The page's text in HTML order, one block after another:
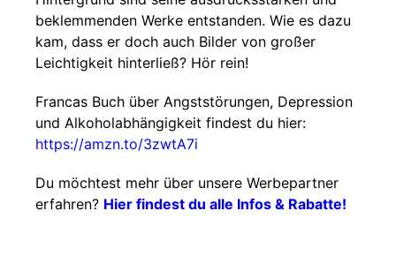
beklemmenden Werke entstanden. Wie es dazu
kam, dass er doch auch Bilder von großer
Leichtigkeit hinterließ? Hör rein!
Francas Buch über Angststörungen, Depression
und Alkoholabhängigkeit findest du hier:
https://amzn.to/3zwtA7i
Du möchtest mehr über unsere Werbepartner
erfahren? Hier findest du alle Infos & Rabatte!